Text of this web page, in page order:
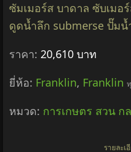
ซัมเมอร์ส บาดาล ซับเมอ
ดูดน้ำลึก submerse ปั๊มน้
ราคา: 20,610 บาท
ยี่ห้อ: Franklin, Franklin
หมวด: การเกษตร สวน ก
รายละเ